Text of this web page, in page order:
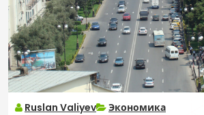
Ruslan Valiyev Экономика